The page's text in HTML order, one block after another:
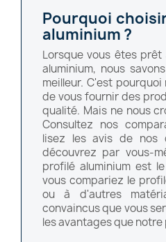
Pourquoi
aluminium ?
Lorsque vous êtes
aluminium, nous
meilleur. C'est
de vous fournir des
qualité. Mais ne nous
Consultez nos
lisez les avis de nos
découvrez par vous-
profilé aluminium est
vous compariez le
ou à d'autres
convaincus que vous
les avantages que